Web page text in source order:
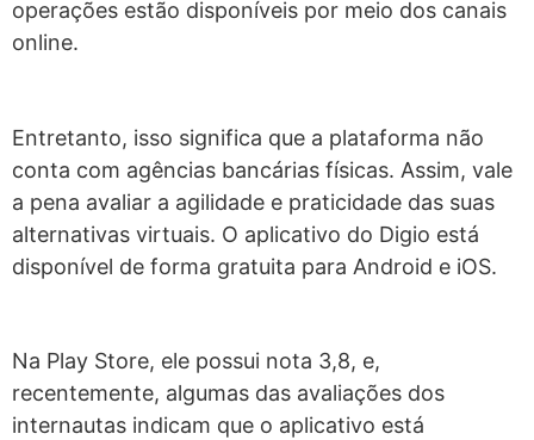
operações estão disponíveis por meio dos canais
online.
Entretanto, isso significa que a plataforma não
conta com agências bancárias físicas. Assim, vale
a pena avaliar a agilidade e praticidade das suas
alternativas virtuais. O aplicativo do Digio está
disponível de forma gratuita para Android e iOS.
Na Play Store, ele possui nota 3,8, e,
recentemente, algumas das avaliações dos
internautas indicam que o aplicativo está